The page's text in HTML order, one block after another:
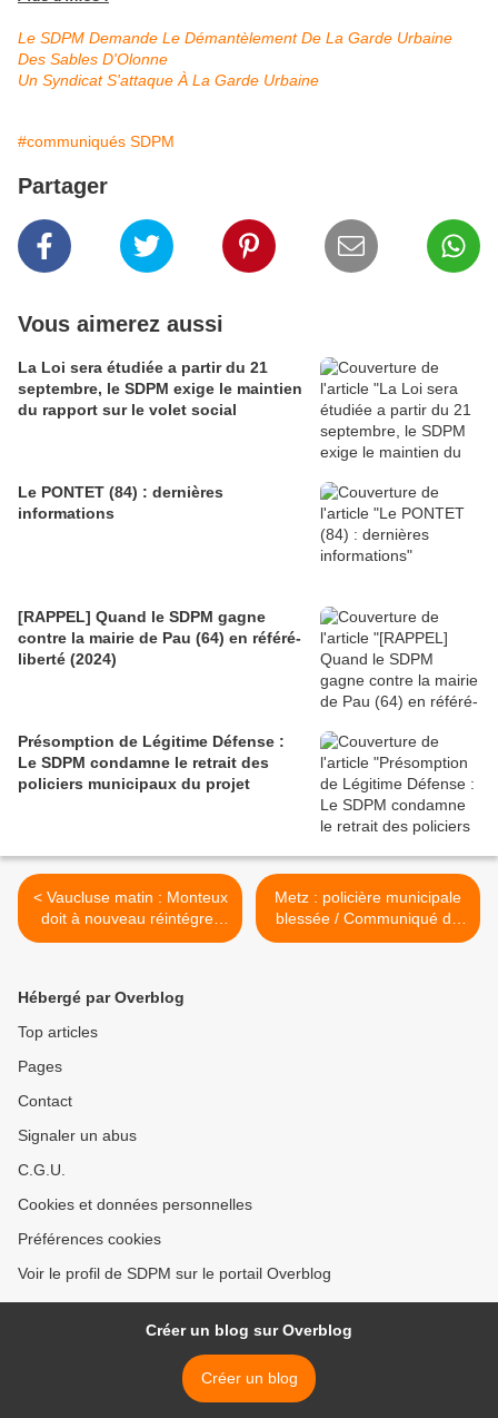
Le SDPM Demande Le Démantèlement De La Garde Urbaine
Des Sables D'Olonne
Un Syndicat S'attaque À La Garde Urbaine
#communiqués SDPM
Partager
Vous aimerez aussi
La Loi sera étudiée a partir du 21
septembre, le SDPM exige le maintien
du rapport sur le volet social
Le PONTET (84) : dernières
informations
[RAPPEL] Quand le SDPM gagne
contre la mairie de Pau (64) en référé-
liberté (2024)
Présomption de Légitime Défense :
Le SDPM condamne le retrait des
policiers municipaux du projet
< Vaucluse matin : Monteux
doit à nouveau réintégrer
son policier
Metz : policière municipale
blessée / Communiqué du
SDPM >
Hébergé par Overblog
Top articles
Pages
Contact
Signaler un abus
C.G.U.
Cookies et données personnelles
Préférences cookies
Voir le profil de SDPM sur le portail Overblog
Créer un blog sur Overblog
Créer un blog